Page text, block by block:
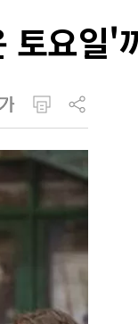
요일'